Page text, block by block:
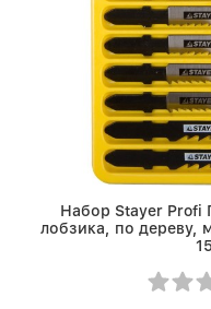
Набор Stayer
лобзика, по дереву,